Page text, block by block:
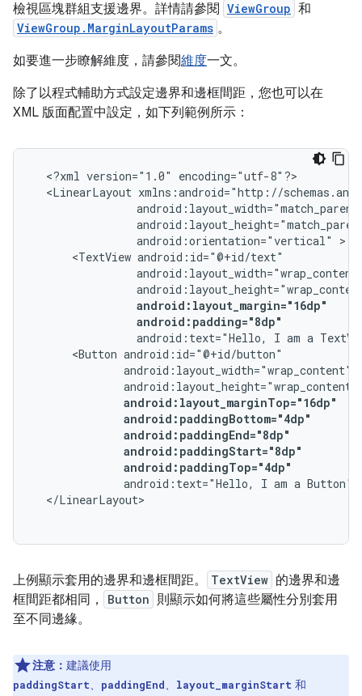
檢視區塊群組支援邊界。詳情請參閱 ViewGroup 和
ViewGroup.MarginLayoutParams 。
如要進一步瞭解維度，請參閱維度一文。
除了以程式輔助方式設定邊界和邊框間距，您也可以在
XML 版面配置中設定，如下列範例所示：
<?xml version="1.0"
<LinearLayout
android:orientation="vertical"
<TextView
android:padding="8dp"
android:text="Hello,
I am a
<Button
android:paddingTop="4dp"
android:text="Hello,
I am a Button"
上例顯示套用的邊界和邊框間距。 TextView 的邊界和邊
框間距都相同，
Button 則顯示如何將這些屬性分別套用
至不同邊緣。
注意： 建議使用
paddingStart、 paddingEnd、 layout_marginStart 和